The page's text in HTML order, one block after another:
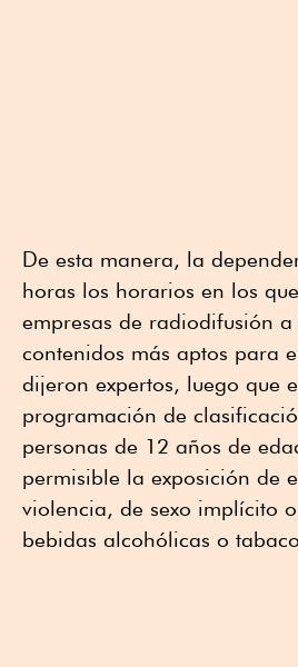
De esta manera, la
horas los horarios en los
empresas de radiodifusión
contenidos más aptos para
dijeron expertos, luego que
programación de
personas de 12 años de
permisible la exposición de
violencia, de sexo implícito
bebidas alcohólicas o